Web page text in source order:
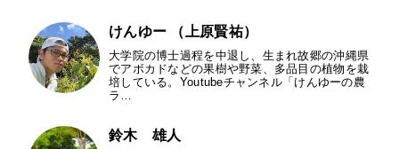
けんゆー （上原賢祐）
大学院の博士過程を中退し、生まれ故郷の沖縄県
でアボカドなどの果樹や野菜、多品目の植物を栽
培している。Youtubeチャンネル「けんゆーの農
ラ…
鈴木 雄人